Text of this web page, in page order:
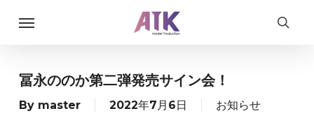
Menu
冨永ののか第二弾発売サイン会！
By master 2022年7月6日 お知らせ